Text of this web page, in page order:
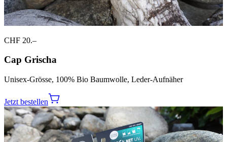
CHF 20.–
Cap Grischa
Unisex-Grösse, 100% Bio Baumwolle, Leder-Aufnäher
Jetzt bestellen